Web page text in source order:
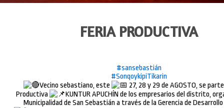
FERIA PRODUCTIVA
#sansebastián
#SonqoykipiTikarin
Vecino sebastiano, este
27, 28 y 29 de AGOSTO, se
Productiva
KUNTUR APUCHÍN de los empresarios del distrito,
Municipalidad de San Sebastián a través de la Gerencia de Desarrollo